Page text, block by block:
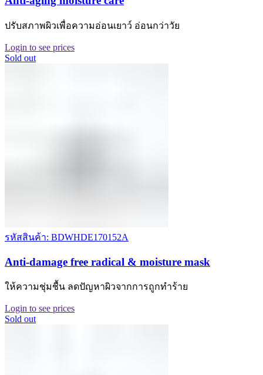
ปรับสภาพผิวเพื่อความอ่อนเยาว์ อ่อนกว่าวัย
Login to see prices
Sold out
รหัสสินค้า: BDWHDE170152A
Anti-damage free radical & moisture mask
ให้ความชุ่มชื้น ลดปัญหาผิวจากการถูกทำร้าย
Login to see prices
Sold out